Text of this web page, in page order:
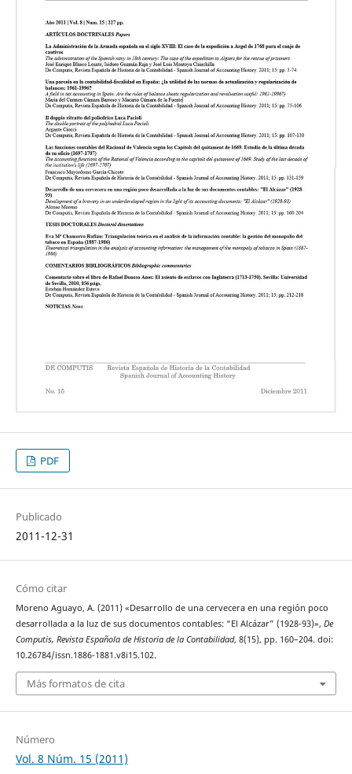
PDF
Publicado
2011-12-31
Cómo citar
Moreno Aguayo, A. (2011) «Desarrollo de una cervecera en una región poco
desarrollada a la luz de sus documentos contables: “El Alcázar” (1928-93)», De
Computis, Revista Española de Historia de la Contabilidad, 8(15), pp. 160–204. doi:
10.26784/issn.1886-1881.v8i15.102.
Más formatos de cita
Número
Vol. 8 Núm. 15 (2011)